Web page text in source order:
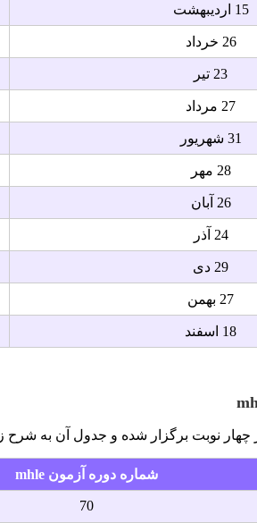
15 اردیبهشت
26 خرداد
23 تیر
27 مرداد
31 شهریور
28 مهر
26 آبان
24 آذر
29 دی
27 بهمن
18 اسفند
شماره دوره آزمون mhle
70